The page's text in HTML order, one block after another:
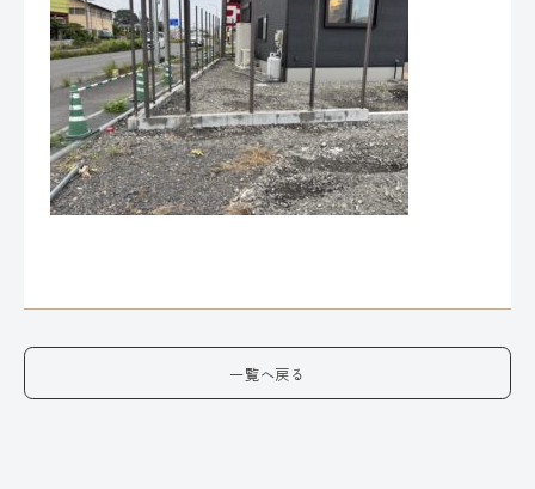
一覧へ戻る